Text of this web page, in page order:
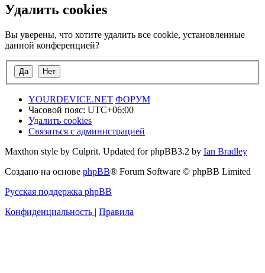
Удалить cookies
Вы уверены, что хотите удалить все cookie, установленные
данной конференцией?
YOURDEVICE.NET ФОРУМ
Часовой пояс: UTC+06:00
Удалить cookies
Связаться с администрацией
Maxthon style by Culprit. Updated for phpBB3.2 by Ian Bradley
Создано на основе phpBB® Forum Software © phpBB Limited
Русская поддержка phpBB
Конфиденциальность | Правила